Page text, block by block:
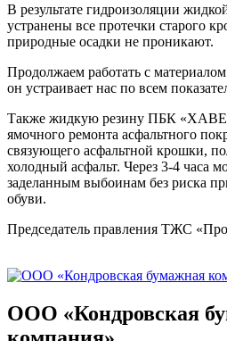
В результате гидроизоляции
устранены все протечки старого
природные осадки не проникают.
Продолжаем работать с
он устраивает нас по всем
Также жидкую резину ПБК
ямочного ремонта асфальтного
связующего асфальтной крошки,
холодный асфальт. Через 3-4 часа
заделанным выбоинам без риска
обуви.
Председатель правления ТЖС
ООО «Кондровская